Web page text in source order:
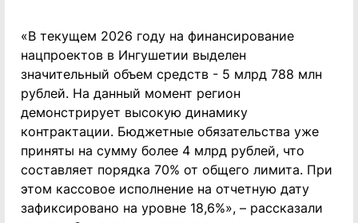
«В текущем 2026 году на финансирование
нацпроектов в Ингушетии выделен
значительный объем средств - 5 млрд 788 млн
рублей. На данный момент регион
демонстрирует высокую динамику
контрактации. Бюджетные обязательства уже
приняты на сумму более 4 млрд рублей, что
составляет порядка 70% от общего лимита. При
этом кассовое исполнение на отчетную дату
зафиксировано на уровне 18,6%», – рассказали